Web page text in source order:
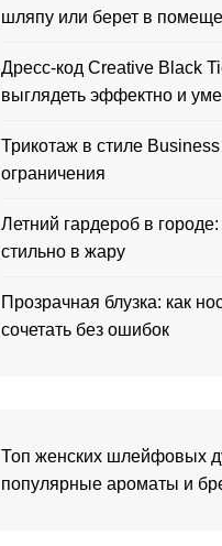
шляпу или берет в
Дресс-код Creative Black
выглядеть эффектно и
Трикотаж в стиле
ограничения
Летний гардероб в городе:
стильно в жару
Прозрачная блузка: как
сочетать без ошибок
Топ женских шлейфовых
популярные ароматы и